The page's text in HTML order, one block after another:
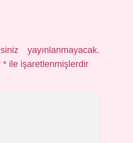
yayınlanmayacak.
* ile işaretlenmişlerdir